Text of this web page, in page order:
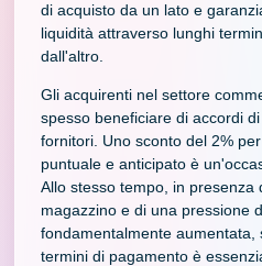
di acquisto da un lato e
liquidità attraverso lunghi
dall'altro.
Gli acquirenti nel settore
spesso beneficiare di accordi
fornitori. Uno sconto del 2%
puntuale e anticipato è
Allo stesso tempo, in presenza
magazzino e di una pressione
fondamentalmente aumentata,
termini di pagamento è